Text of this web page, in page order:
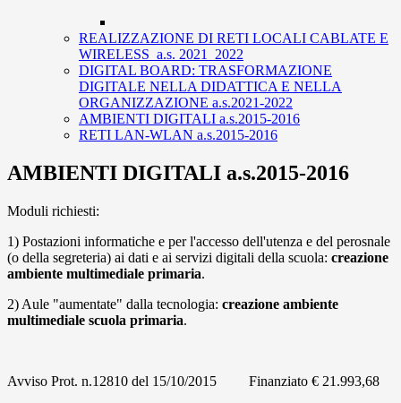
REALIZZAZIONE DI RETI LOCALI CABLATE E
WIRELESS_a.s. 2021_2022
DIGITAL BOARD: TRASFORMAZIONE
DIGITALE NELLA DIDATTICA E NELLA
ORGANIZZAZIONE a.s.2021-2022
AMBIENTI DIGITALI a.s.2015-2016
RETI LAN-WLAN a.s.2015-2016
AMBIENTI DIGITALI a.s.2015-2016
Moduli richiesti:
1) Postazioni informatiche e per l'accesso dell'utenza e del perosnale
(o della segreteria) ai dati e ai servizi digitali della scuola: creazione
ambiente multimediale primaria.
2) Aule "aumentate" dalla tecnologia: creazione ambiente
multimediale scuola primaria.
Avviso Prot. n.12810 del 15/10/2015 Finanziato € 21.993,68